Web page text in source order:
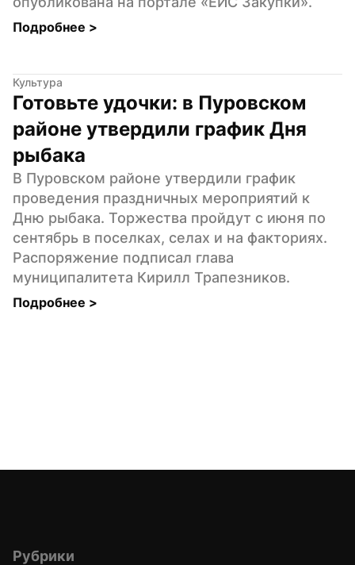
Подробнее >
Культура
Готовьте удочки: в Пуровском
районе утвердили график Дня
рыбака
В Пуровском районе утвердили график
проведения праздничных мероприятий к
Дню рыбака. Торжества пройдут с июня по
сентябрь в поселках, селах и на факториях.
Распоряжение подписал глава
муниципалитета Кирилл Трапезников.
Подробнее >
Рубрики